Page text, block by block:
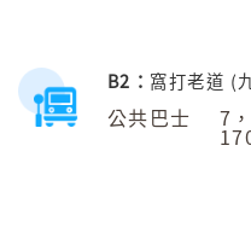
B2： 窩打老道 (
公共巴士 7